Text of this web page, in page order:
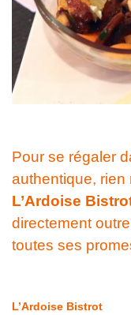
Pour se régaler
authentique, rien
L’Ardoise
directement
toutes ses
L’Ardoise Bistrot